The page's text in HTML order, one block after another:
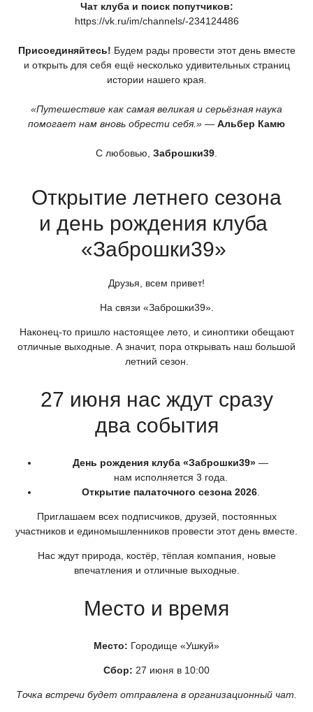
Чат клуба и поиск попутчиков:
https://vk.ru/im/channels/-234124486
Присоединяйтесь! Будем рады провести этот день вместе
и открыть для себя ещё несколько удивительных страниц
истории нашего края.
«Путешествие как самая великая и серьёзная наука
помогает нам вновь обрести себя.» — Альбер Камю
С любовью, Заброшки39
Открытие летнего сезона
и день рождения клуба
«Заброшки39»
Друзья, всем привет!
На связи «Заброшки39».
Наконец-то пришло настоящее лето, и синоптики обещают
отличные выходные. А значит, пора открывать наш большой
летний сезон.
27 июня нас ждут сразу
два события
День рождения клуба «Заброшки39» —
нам исполняется 3 года.
Открытие палаточного сезона 2026.
Приглашаем всех подписчиков, друзей, постоянных
участников и единомышленников провести этот день вместе.
Нас ждут природа, костёр, тёплая компания, новые
впечатления и отличные выходные.
Место и время
Место: Городище «Ушкуй»
Сбор: 27 июня в 10:00
Точка встречи будет отправлена в организационный чат.